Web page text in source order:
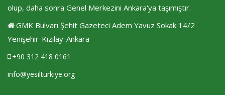
olup, daha sonra Genel Merkezini Ankara'ya taşımıştır.
GMK Bulvarı Şehit Gazeteci Adem Yavuz Sokak 14/2
Yenişehir-Kızılay-Ankara
+90 312 418 0161
info@yesilturkiye.org